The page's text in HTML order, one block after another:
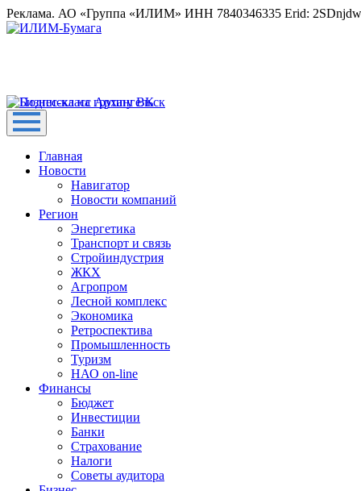
Реклама. АО «Группа «ИЛИМ» ИНН 7840346335 Erid:
Главная
Новости
Навигатор
Новости компаний
Регион
Энергетика
Транспорт и связь
Стройиндустрия
ЖКХ
Агропром
Лесной комплекс
Экономика
Ретроспектива
Промышленность
Туризм
НАО on-line
Финансы
Бюджет
Инвестиции
Банки
Страхование
Налоги
Советы аудитора